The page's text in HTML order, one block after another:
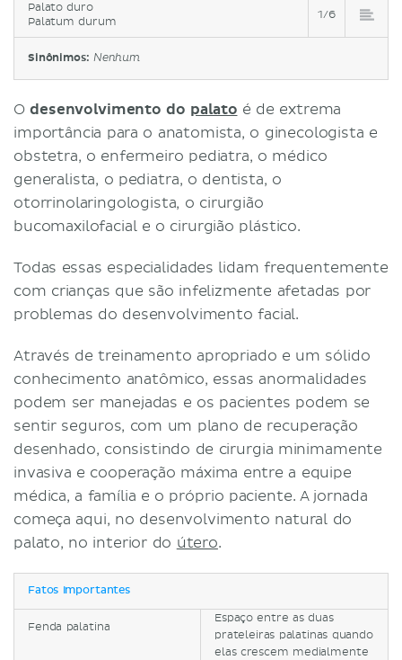
Palato duro
Palatum durum
1/6
Sinônimos: Nenhum
Odesenvolvimento do palato é de extrema
importância para o anatomista, o ginecologista e
obstetra, o enfermeiro pediatra, o médico
generalista, o pediatra, o dentista, o
otorrinolaringologista, o cirurgião
bucomaxilofacial e o cirurgião plástico.
Todas essas especialidades lidam frequentemente
com crianças que são infelizmente afetadas por
problemas do desenvolvimento facial.
Através de treinamento apropriado e um sólido
conhecimento anatômico, essas anormalidades
podem ser manejadas e os pacientes podem se
sentir seguros, com um plano de recuperação
desenhado, consistindo de cirurgia minimamente
invasiva e cooperação máxima entre a equipe
médica, a família e o próprio paciente. A jornada
começa aqui, no desenvolvimento natural do
palato, no interior do útero.
Fatos importantes
Fenda palatina
Espaço entre as duas
prateleiras palatinas quando
elas crescem medialmente